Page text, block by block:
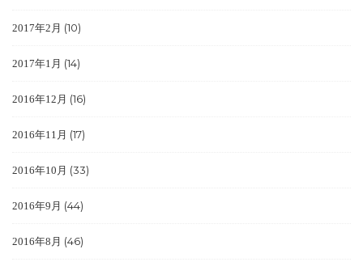
2017年2月 (10)
2017年1月 (14)
2016年12月 (16)
2016年11月 (17)
2016年10月 (33)
2016年9月 (44)
2016年8月 (46)